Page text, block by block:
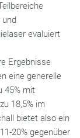
und
evaluiert
Ergebnisse
eine generelle
45% mit
18,5% im
bietet also ein
20% gegenüber